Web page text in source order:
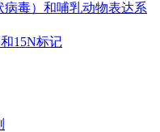
毒）和哺乳动物表达系
15N标记